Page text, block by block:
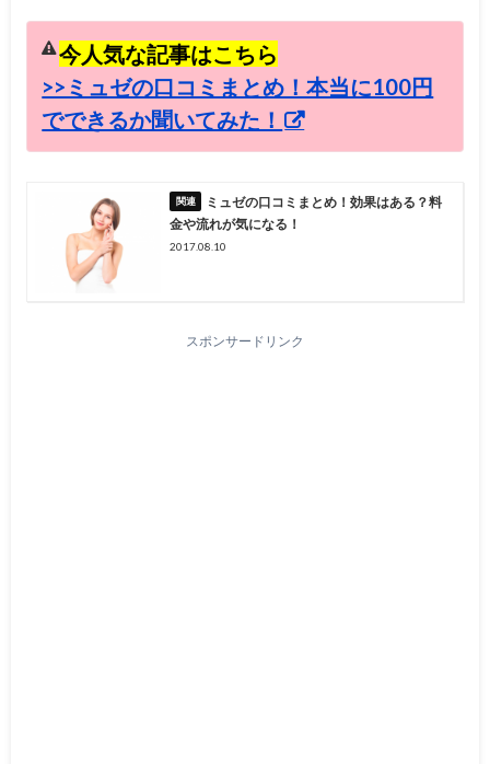
今人気な記事はこちら
>>ミュゼの口コミまとめ！本当に100円
でできるか聞いてみた！
ミュゼの口コミまとめ！効果はある？料
金や流れが気になる！
2017.08.10
スポンサードリンク